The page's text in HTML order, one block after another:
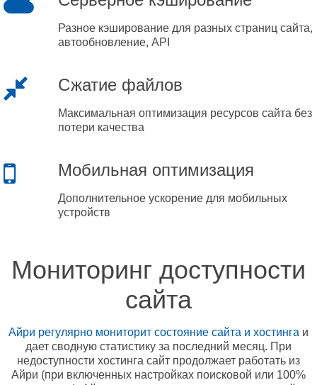
Разное кэширование для разных страниц сайта,
автообновление, API
Сжатие файлов
Максимальная оптимизация ресурсов сайта без
потери качества
Мобильная оптимизация
Дополнительное ускорение для мобильных
устройств
Мониторинг доступности
сайта
Айри регулярно мониторит состояние сайта и хостинга и
дает сводную статистику за последний месяц. При
недоступности хостинга сайт продолжает работать из
Айри (при включенных настройках поисковой или 100%